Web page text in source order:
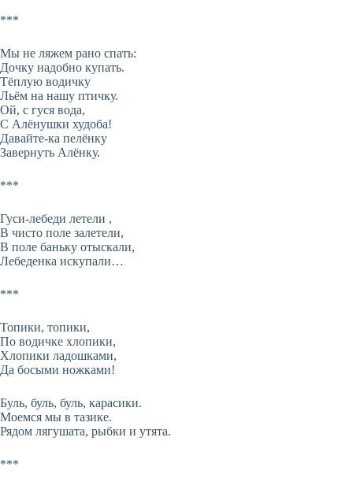
***
Мы не ляжем рано спать:
Дочку надобно купать.
Тёплую водичку
Льём на нашу птичку.
Ой, с гуся вода,
С Алёнушки худоба!
Давайте-ка пелёнку
Завернуть Алёнку.
***
Гуси-лебеди летели ,
В чисто поле залетели,
В поле баньку отыскали,
Лебеденка искупали…
***
Топики, топики,
По водичке хлопики,
Хлопики ладошками,
Да босыми ножками!
Буль, буль, буль, карасики.
Моемся мы в тазике.
Рядом лягушата, рыбки и утята.
***